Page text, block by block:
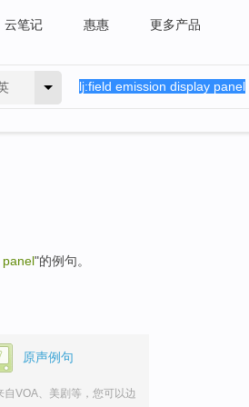
云笔记 惠惠 更多产品
panel"的例句。
原声例句
自VOA、美剧等，您可以边